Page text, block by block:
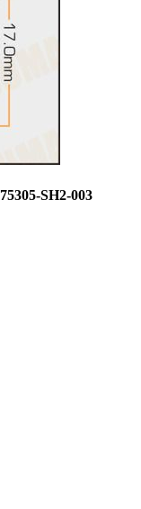
SH2-003